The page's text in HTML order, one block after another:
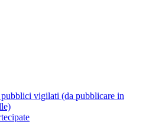
vigilati (da pubblicare in